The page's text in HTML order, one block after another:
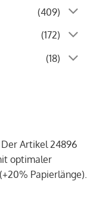
(409)
(172)
(18)
Artikel 24896
optimaler
Papierlänge).